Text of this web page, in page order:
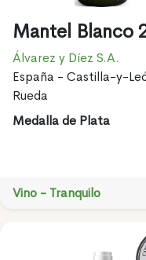
Mantel Blanco
Álvarez y Díez S.A.
España - Castilla-y-
Rueda
Medalla de Plata
Vino - Tranquilo